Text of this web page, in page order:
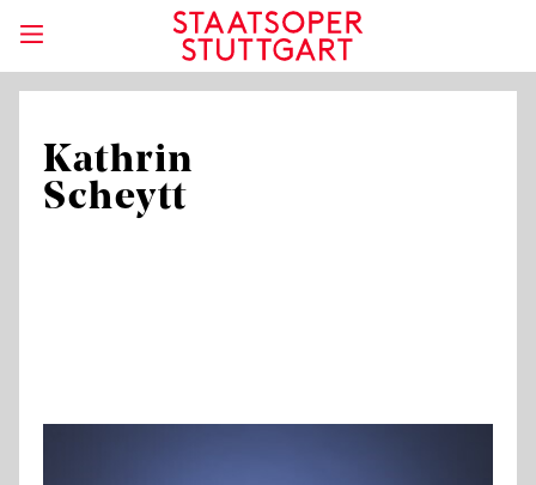
Kathrin
Scheytt